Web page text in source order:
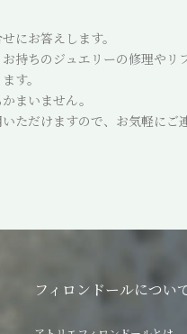
にお答えします。
持ちのジュエリーの修理やリ
す。
まいません。
ただけますので、お気軽にご
フィロンドールについ